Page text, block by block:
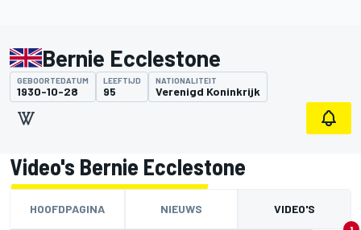
Bernie Ecclestone
GEBOORTEDATUM
1930-10-28
LEEFTIJD
95
NATIONALITEIT
Verenigd Koninkrijk
Video's Bernie Ecclestone
HOOFDPAGINA NIEUWS VIDEO'S